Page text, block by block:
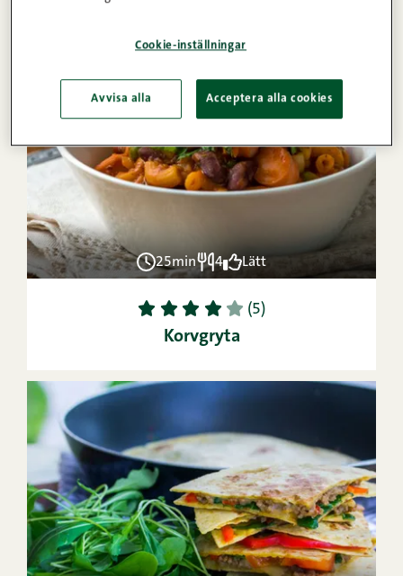
25min 4 Lätt
1 2 3 4 5 (5)
Korvgryta
Cookie-inställningar
Avvisa alla Acceptera alla cookies